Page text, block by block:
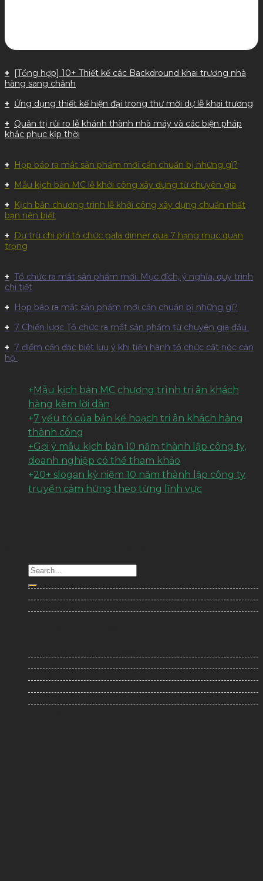
[Tổng hợp] 10+ Thiết kế các Backdround khai trương nhà
hàng sang chảnh
Ứng dụng thiết kế hiện đại trong thư mời dự lễ khai trương
Quản trị rủi ro lễ khánh thành nhà máy và các biện pháp
khắc phục kịp thời
Họp báo ra mắt sản phẩm mới cần chuẩn bị những gì?
Mẫu kịch bản MC lễ khởi công xây dựng từ chuyên gia
Kịch bản chương trình lễ khởi công xây dựng chuẩn nhất
bạn nên biết
Dự trù chi phí tổ chức gala dinner qua 7 hạng mục quan
trọng
Tổ chức ra mắt sản phẩm mới: Mục đích, ý nghĩa, quy trình
chi tiết
Họp báo ra mắt sản phẩm mới cần chuẩn bị những gì?
7 Chiến lược Tổ chức ra mắt sản phẩm từ chuyên gia đầu
7 điểm cần đặc biệt lưu ý khi tiến hành tổ chức cất nóc căn
hộ
+ Mẫu kịch bản MC chương trình tri ân khách
hàng kèm lời dẫn
+7 yếu tố của bản kế hoạch tri ân khách hàng
thành công
+Gợi ý mẫu kịch bản 10 năm thành lập công ty,
doanh nghiệp có thể tham khảo
+20+ slogan kỷ niệm 10 năm thành lập công ty
truyền cảm hứng theo từng lĩnh vực